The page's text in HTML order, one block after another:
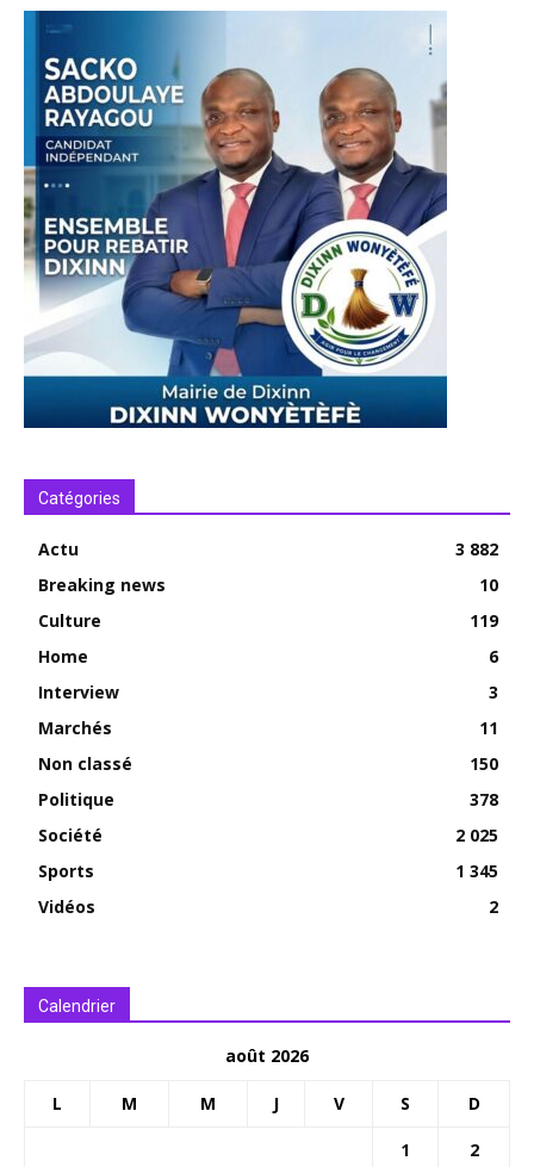
Catégories
Actu
3 882
Breaking news
10
Culture
119
Home
6
Interview
3
Marchés
11
Non classé
150
Politique
378
Société
2 025
Sports
1 345
Vidéos
2
Calendrier
août 2026
L M M J V S D
1
2